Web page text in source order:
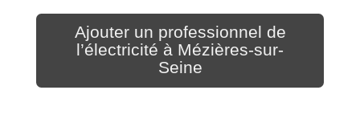
Ajouter un professionnel de
l’électricité à Mézières-sur-
Seine